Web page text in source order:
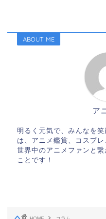
ABOUT ME
ア
明るく元気で、みんなを
は、アニメ鑑賞、コスプ
世界中のアニメファンと
ことです！